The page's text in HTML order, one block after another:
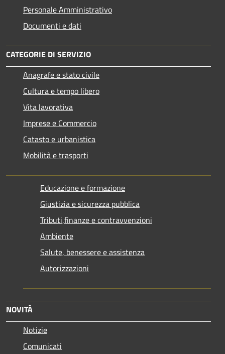
Personale Amministrativo
Documenti e dati
CATEGORIE DI SERVIZIO
Anagrafe e stato civile
Cultura e tempo libero
Vita lavorativa
Imprese e Commercio
Catasto e urbanistica
Mobilità e trasporti
Educazione e formazione
Giustizia e sicurezza pubblica
Tributi,finanze e contravvenzioni
Ambiente
Salute, benessere e assistenza
Autorizzazioni
NOVITÀ
Notizie
Comunicati